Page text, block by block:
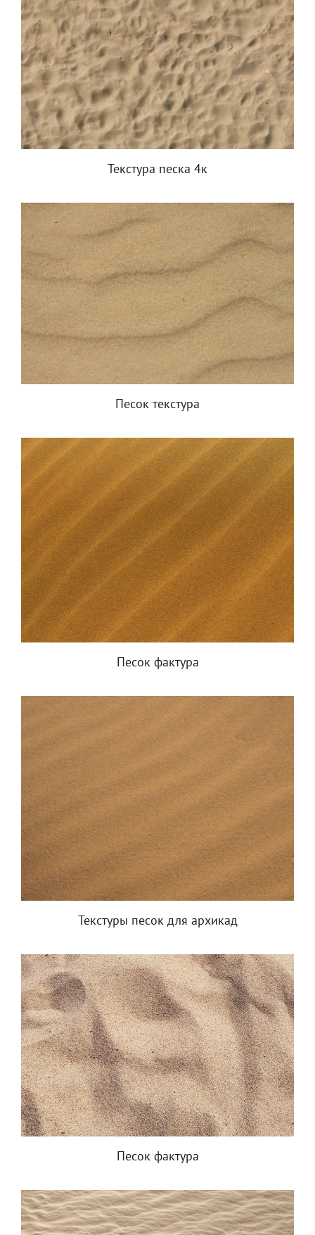
Текстура песка 4к
Песок текстура
Песок фактура
Текстуры песок для архикад
Песок фактура